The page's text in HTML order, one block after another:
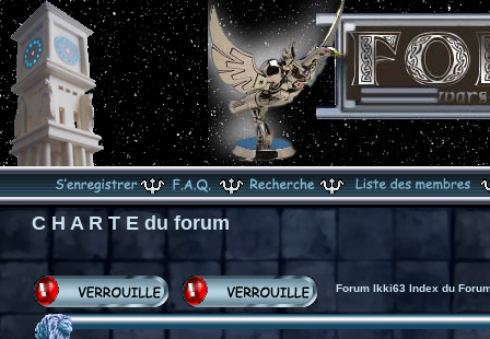
C H A R T E du forum
Forum Ikki63 Index du